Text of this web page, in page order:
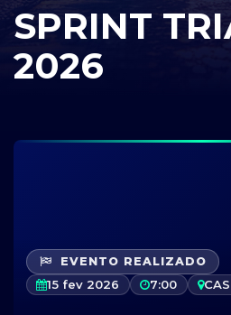
SPRINT
2026
EVENTO REALIZADO
15 fev 2026 7:00